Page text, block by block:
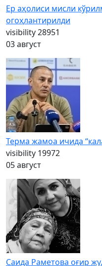
Ер аҳолиси мисли
огоҳлантирилди
visibility28951
03 август
Терма жамоа ичида
visibility 19972
05 август
Саида Раметова оғир